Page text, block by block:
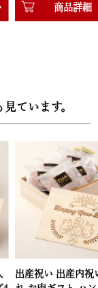
商
ています。
名入
出産祝い 出